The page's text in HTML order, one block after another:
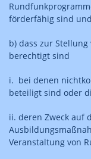
förderfähig sind
b) dass zur
berechtigt sind
i. bei denen
beteiligt sind oder
ii. deren Zweck auf
Veranstaltung von